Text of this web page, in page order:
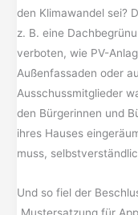
den Klimawandel sei?
z. B. eine
verboten, wie PV-
Außenfassaden oder
Ausschussmitglieder
den Bürgerinnen und
ihres Hauses
muss,
Und so fiel der
„Mustersatzung für